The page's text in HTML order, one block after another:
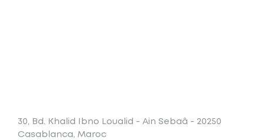
30, Bd. Khalid Ibno Loualid - Ain Sebaâ - 20250
Casablanca, Maroc